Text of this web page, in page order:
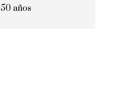
50 años